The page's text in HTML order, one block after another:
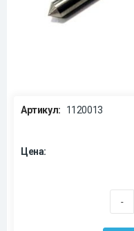
Артикул: 1120013
Цена:
-